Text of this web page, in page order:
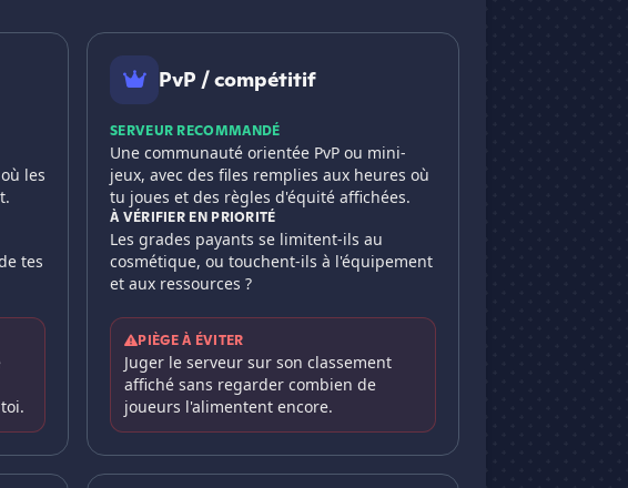
les
tes
PvP / compétitif
SERVEUR RECOMMANDÉ
Une communauté orientée PvP ou mini-
jeux, avec des files remplies aux heures où
tu joues et des règles d'équité affichées.
À VÉRIFIER EN PRIORITÉ
Les grades payants se limitent-ils au
cosmétique, ou touchent-ils à l'équipement
et aux ressources ?
PIÈGE À ÉVITER
Juger le serveur sur son classement
affiché sans regarder combien de
joueurs l'alimentent encore.